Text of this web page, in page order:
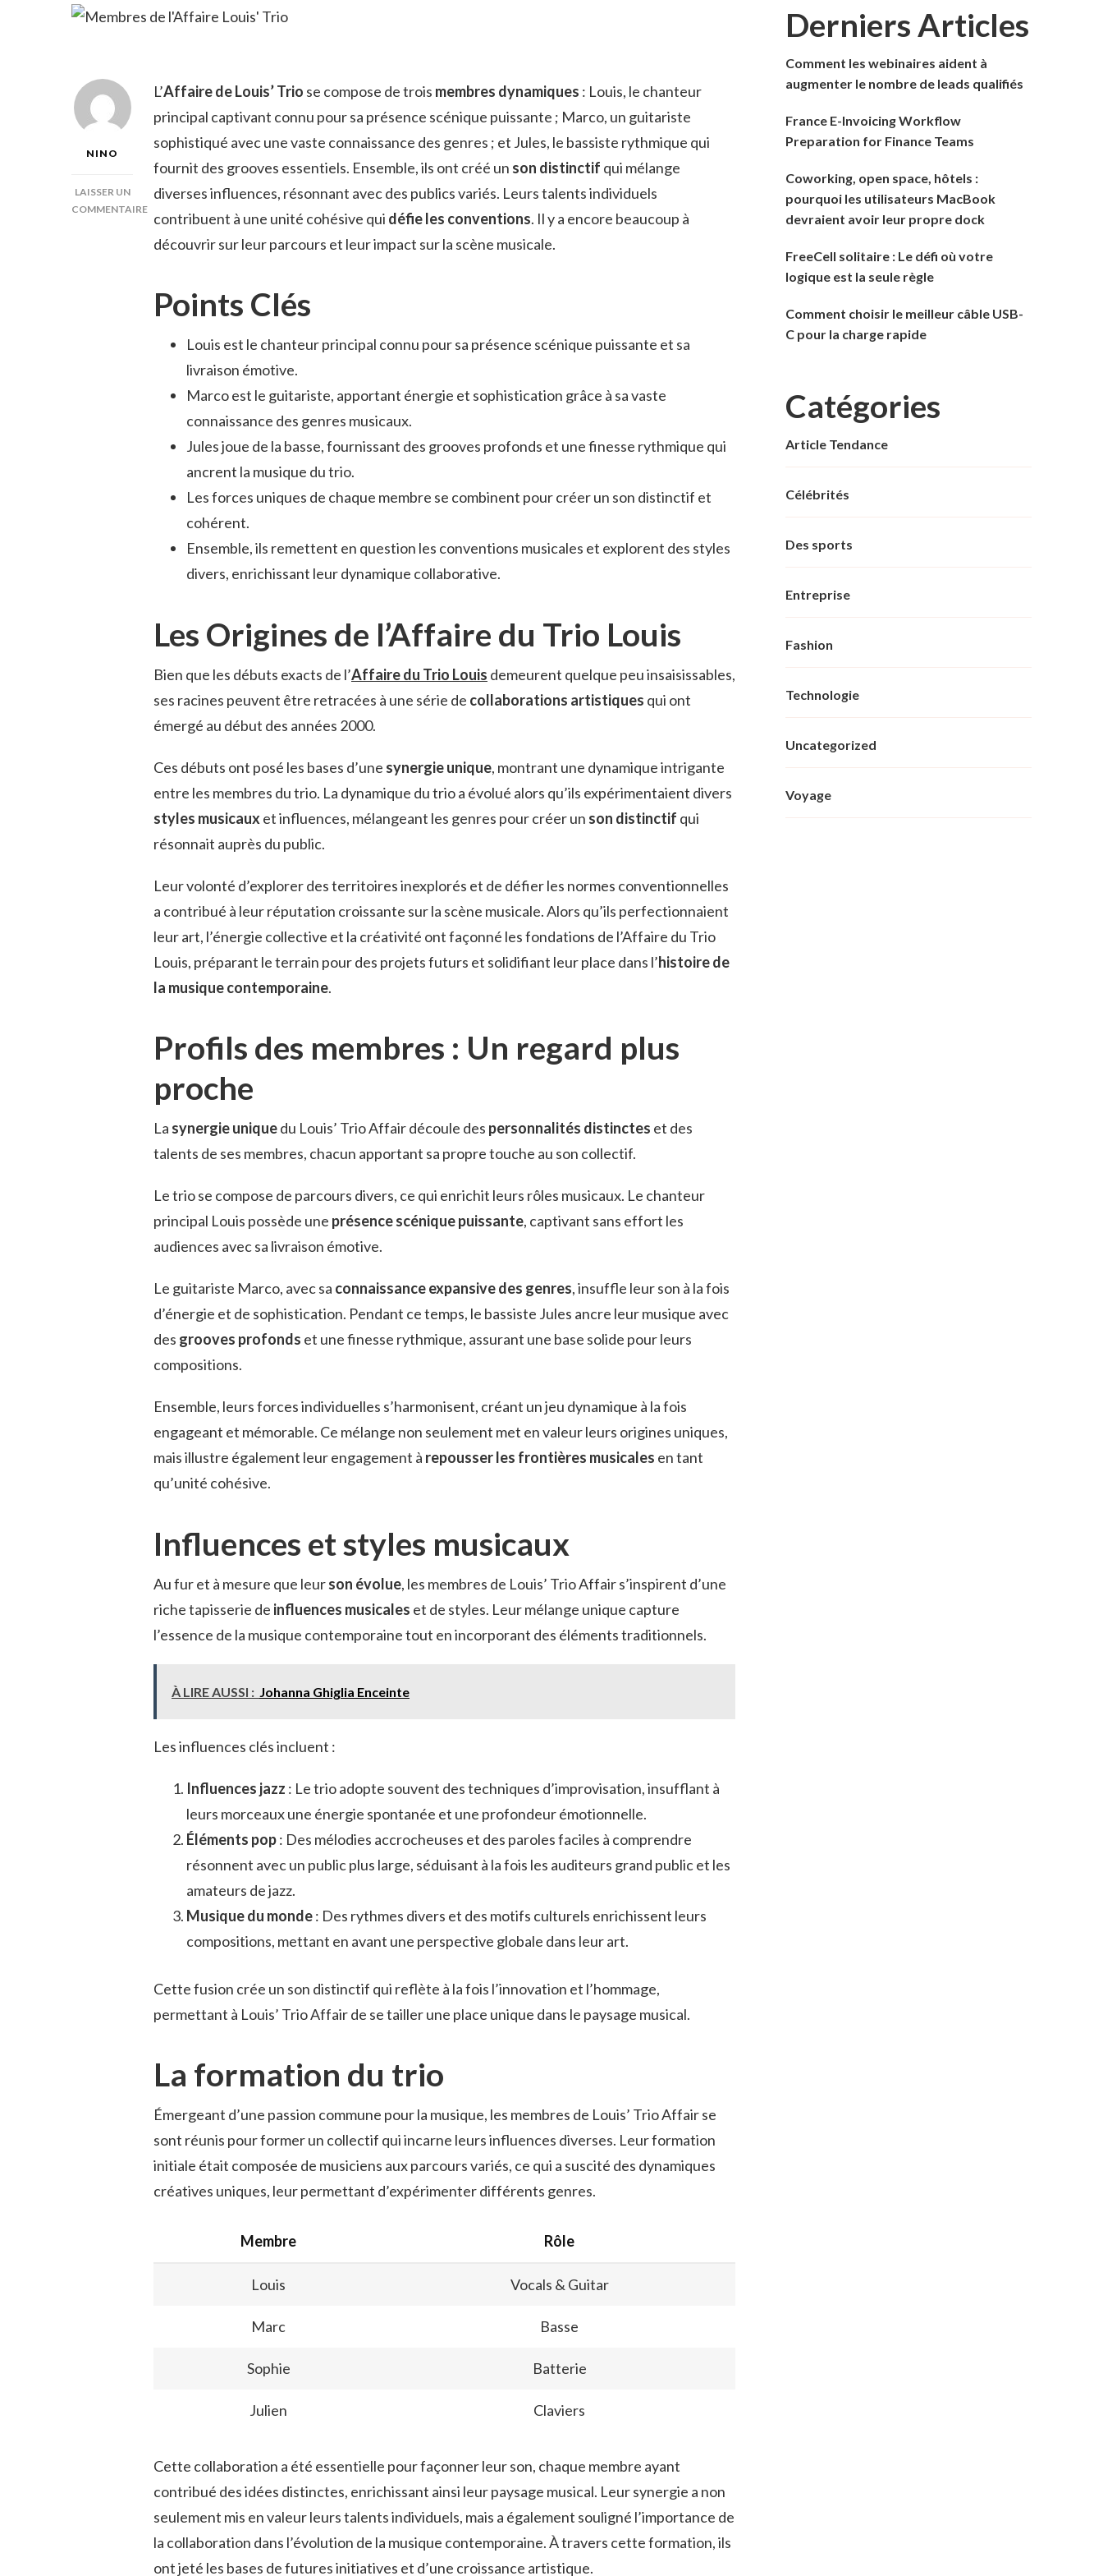
NINO
LAISSER UN
COMMENTAIRE
L’Affaire de Louis’ Trio se compose de trois membres dynamiques : Louis, le chanteur
principal captivant connu pour sa présence scénique puissante ; Marco, un guitariste
sophistiqué avec une vaste connaissance des genres ; et Jules, le bassiste rythmique qui
fournit des grooves essentiels. Ensemble, ils ont créé un son distinctif qui mélange
diverses influences, résonnant avec des publics variés. Leurs talents individuels
contribuent à une unité cohésive qui défie les conventions. Il y a encore beaucoup à
découvrir sur leur parcours et leur impact sur la scène musicale.
Points Clés
Louis est le chanteur principal connu pour sa présence scénique puissante et sa
livraison émotive.
Marco est le guitariste, apportant énergie et sophistication grâce à sa vaste
connaissance des genres musicaux.
Jules joue de la basse, fournissant des grooves profonds et une finesse rythmique qui
ancrent la musique du trio.
Les forces uniques de chaque membre se combinent pour créer un son distinctif et
cohérent.
Ensemble, ils remettent en question les conventions musicales et explorent des styles
divers, enrichissant leur dynamique collaborative.
Les Origines de l’Affaire du Trio Louis
Bien que les débuts exacts de l’Affaire du Trio Louis demeurent quelque peu insaisissables,
ses racines peuvent être retracées à une série de collaborations artistiques qui ont
émergé au début des années 2000.
Ces débuts ont posé les bases d’une synergie unique, montrant une dynamique intrigante
entre les membres du trio. La dynamique du trio a évolué alors qu’ils expérimentaient divers
styles musicaux et influences, mélangeant les genres pour créer un son distinctif qui
résonnait auprès du public.
Leur volonté d’explorer des territoires inexplorés et de défier les normes conventionnelles
a contribué à leur réputation croissante sur la scène musicale. Alors qu’ils perfectionnaient
leur art, l’énergie collective et la créativité ont façonné les fondations de l’Affaire du Trio
Louis, préparant le terrain pour des projets futurs et solidifiant leur place dans l’histoire de
la musique contemporaine.
Profils des membres : Un regard plus
proche
La synergie uniquedu Louis’ Trio Affair découle des personnalités distinctes et des
talents de ses membres, chacun apportant sa propre touche au son collectif.
Le trio se compose de parcours divers, ce qui enrichit leurs rôles musicaux. Le chanteur
principal Louis possède une présence scénique puissante, captivant sans effort les
audiences avec sa livraison émotive.
Le guitariste Marco, avec sa connaissance expansive des genres, insuffle leur son à la fois
d’énergie et de sophistication. Pendant ce temps, le bassiste Jules ancre leur musique avec
des grooves profonds et une finesse rythmique, assurant une base solide pour leurs
compositions.
Ensemble, leurs forces individuelles s’harmonisent, créant un jeu dynamique à la fois
engageant et mémorable. Ce mélange non seulement met en valeur leurs origines uniques,
mais illustre également leur engagement à repousser les frontières musicales en tant
qu’unité cohésive.
Influences et styles musicaux
Au fur et à mesure que leurson évolue, les membres de Louis’ Trio Affair s’inspirent d’une
riche tapisserie de influences musicales et de styles. Leur mélange unique capture
l’essence de la musique contemporaine tout en incorporant des éléments traditionnels.
À LIRE AUSSI : Johanna Ghiglia Enceinte
Les influences clés incluent :
Influences jazz : Le trio adopte souvent des techniques d’improvisation, insufflant à
leurs morceaux une énergie spontanée et une profondeur émotionnelle.
Éléments pop: Des mélodies accrocheuses et des paroles faciles à comprendre
résonnent avec un public plus large, séduisant à la fois les auditeurs grand public et les
amateurs de jazz.
Musique du monde: Des rythmes divers et des motifs culturels enrichissent leurs
compositions, mettant en avant une perspective globale dans leur art.
Cette fusion crée un son distinctif qui reflète à la fois l’innovation et l’hommage,
permettant à Louis’ Trio Affair de se tailler une place unique dans le paysage musical.
La formation du trio
Émergeant d’une passion commune pour la musique, les membres de Louis’ Trio Affair se
sont réunis pour former un collectif qui incarne leurs influences diverses. Leur formation
initiale était composée de musiciens aux parcours variés, ce qui a suscité des dynamiques
créatives uniques, leur permettant d’expérimenter différents genres.
Membre Rôle
Louis Vocals & Guitar
Marc Basse
Sophie Batterie
Julien Claviers
Cette collaboration a été essentielle pour façonner leur son, chaque membre ayant
contribué des idées distinctes, enrichissant ainsi leur paysage musical. Leur synergie a non
seulement mis en valeur leurs talents individuels, mais a également souligné l’importance de
la collaboration dans l’évolution de la musique contemporaine. À travers cette formation, ils
ont jeté les bases de futures initiatives et d’une croissance artistique.
Derniers Articles
Comment les webinaires aident à
augmenter le nombre de leads qualifiés
France E-Invoicing Workflow
Preparation for Finance Teams
Coworking, open space, hôtels :
pourquoi les utilisateurs MacBook
devraient avoir leur propre dock
FreeCell solitaire : Le défi où votre
logique est la seule règle
Comment choisir le meilleur câble USB-
C pour la charge rapide
Catégories
Article Tendance
Célébrités
Des sports
Entreprise
Fashion
Technologie
Uncategorized
Voyage